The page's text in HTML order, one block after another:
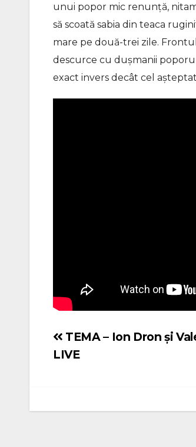
unui popor mic renunță,
să scoată sabia din teaca
mare pe două-trei zile.
descurce cu dușmanii
exact invers decât cel
Navigare
în
TEMA – Ion Dron și
LIVE